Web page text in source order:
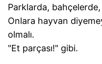
Parklarda,
Onlara hayvan
olmalı.
"Et parçası!" gibi.